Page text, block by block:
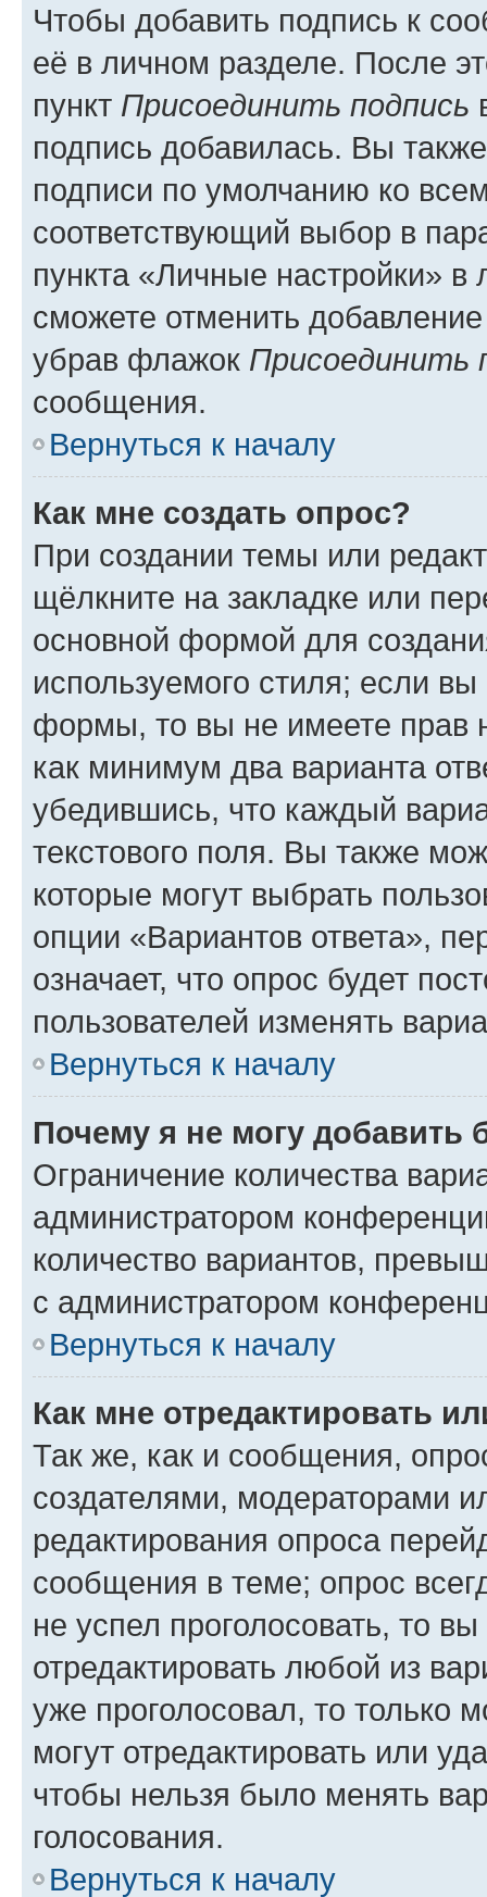
Чтобы добавить подпись к
её в личном разделе. После
пункт Присоединить подпись
подпись добавилась. Вы
подписи по умолчанию ко
соответствующий выбор в
пункта «Личные настройки»
сможете отменить
убрав флажок Присоединить
сообщения.
Вернуться к началу
Как мне создать опрос?
При создании темы или
щёлкните на закладке или
основной формой для
используемого стиля; если
формы, то вы не имеете прав
как минимум два варианта
убедившись, что каждый
текстового поля. Вы также
которые могут выбрать
опции «Вариантов ответа»,
означает, что опрос будет
пользователей изменять
Вернуться к началу
Почему я не могу добавить
Ограничение количества
администратором
количество вариантов,
с администратором
Вернуться к началу
Как мне отредактировать
Так же, как и сообщения,
создателями, модераторами
редактирования опроса
сообщения в теме; опрос
не успел проголосовать, то
отредактировать любой из
уже проголосовал, то только
могут отредактировать или
чтобы нельзя было менять
голосования.
Вернуться к началу